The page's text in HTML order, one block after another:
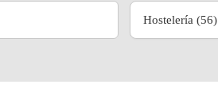
Hostelería (56)